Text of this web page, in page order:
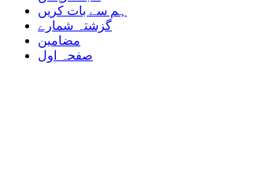
ہم سے بات کریں
گزشتہ شمارے
مضامین
صفحہ اول